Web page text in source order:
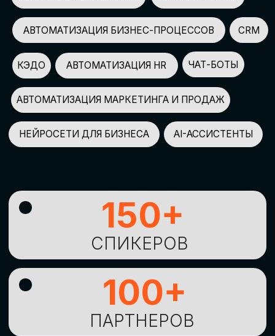
ПАРТНЕРОВ
100+
УЧАСТНИКОВ
2500+
GLOBAL TECH FORUM –
ИЗУЧЕНИЯНОВЫХ
ТЕХНОЛОГИЙИ
СТРАТЕГИЧЕСКИХ
ПОДХОДОВ К ЦИФРОВОЙ
ТРАНСФОРМАЦИИ
БИЗНЕСА